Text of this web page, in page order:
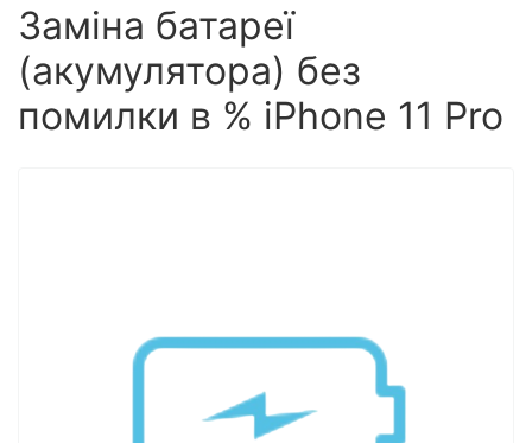
Заміна батареї
(акумулятора) без
помилки в % iPhone 11 Pro